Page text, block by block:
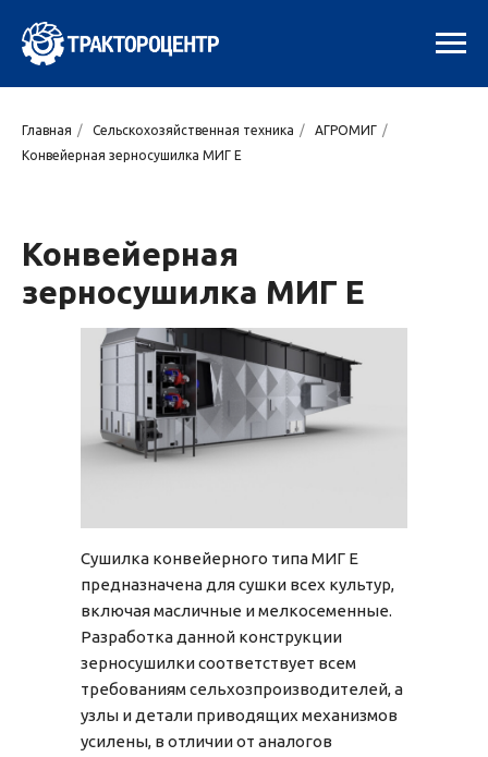
Главная / Сельскохозяйственная техника / АГРОМИГ /
Конвейерная зерносушилка МИГ E
Конвейерная
зерносушилка МИГ E
Сушилка конвейерного типа МИГ E
предназначена для сушки всех культур,
включая масличные и мелкосеменные.
Разработка данной конструкции
зерносушилки соответствует всем
требованиям сельхозпроизводителей, а
узлы и детали приводящих механизмов
усилены, в отличии от аналогов